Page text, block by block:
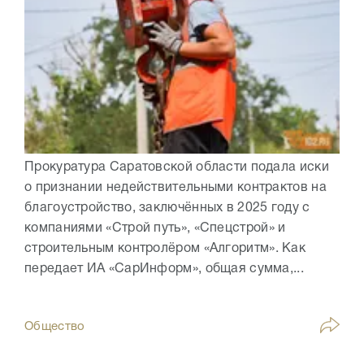
Прокуратура Саратовской области подала иски
о признании недействительными контрактов на
благоустройство, заключённых в 2025 году с
компаниями «Строй путь», «Спецстрой» и
строительным контролёром «Алгоритм». Как
передает ИА «СарИнформ», общая сумма,...
Общество